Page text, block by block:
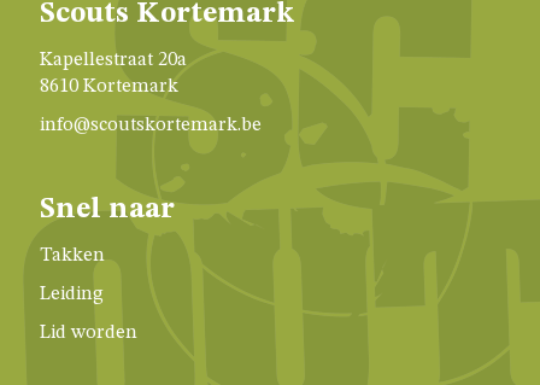
ALGEMENE
INFO
NIE
WITJE
Scouts Kortemark
Kapellestraat 20a
8610 Kortemark
info@scoutskortemark.be
Snel naar
Takken
Leiding
Lid worden